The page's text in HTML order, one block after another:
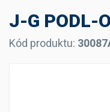
J-G PODL-
Kód produktu: